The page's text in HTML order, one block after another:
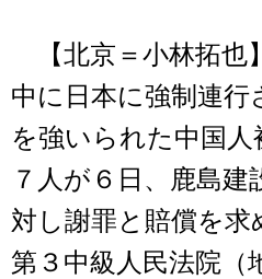
【北京＝小林拓也
中に日本に強制連行
を強いられた中国人
７人が６日、鹿島建
対し謝罪と賠償を求
第３中級人民法院（